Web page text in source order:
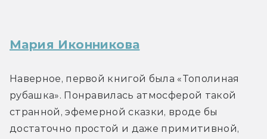
Мария Иконникова
Наверное, первой книгой была «Тополиная
рубашка». Понравилась атмосферой такой
странной, эфемерной сказки, вроде бы
достаточно простой и даже примитивной,